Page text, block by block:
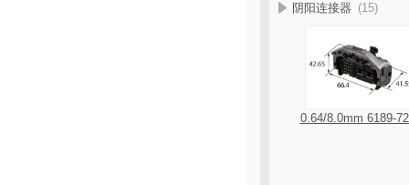
阴阳连接器 (15)
0.64/8.0mm 6189-